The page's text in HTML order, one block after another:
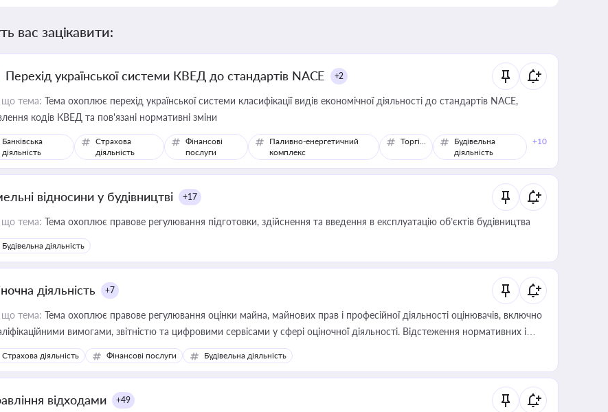
вас зацікавити:
Перехід української системи КВЕД до стандартів NACE +2
тема: Тема охоплює перехід української системи класифікації видів економічної діяльності до стандартів NACE,
кодів КВЕД та пов'язані нормативні зміни
Банківська
діяльність
Страхова
діяльність
Фінансові
послуги
Паливно-енергетичний
комплекс
Торгівля
Будівельна
діяльність
+10
відносини у будівництві +17
тема: Тема охоплює правове регулювання підготовки, здійснення та введення в експлуатацію об’єктів будівництва
Будівельна діяльність
діяльність +7
тема: Тема охоплює правове регулювання оцінки майна, майнових прав і професійної діяльності оцінювачів, включно
вимогами, звітністю та цифровими сервісами у сфері оціночної діяльності. Відстеження нормативних і
змін у цій сфері корисне для власника бізнесу, керівника, юриста або бухгалтера під час оподаткування,
оренди державного майна, корпоративних угод і перевірки статусу суб'єктів оціночної діяльності
Страхова діяльність Фінансові послуги Будівельна діяльність
відходами +49